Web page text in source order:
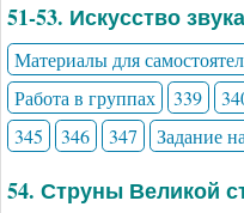
51-53. Искусство звука
Материалы для
Работа в группах
339
345
346 347 Задание
54. Струны Великой